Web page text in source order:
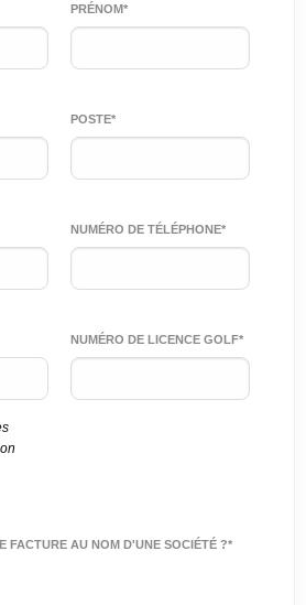
PRÉNOM*
POSTE*
NUMÉRO DE TÉLÉPHONE*
NUMÉRO DE LICENCE GOLF*
FACTURE AU NOM D'UNE SOCIÉTÉ ?*